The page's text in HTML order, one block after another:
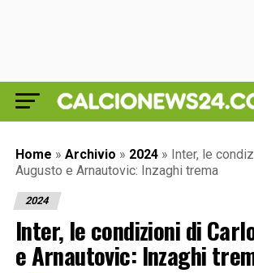
Home » Archivio » 2024 » Inter, le
Augusto e Arnautovic: Inzaghi trema
2024
Inter, le condizioni di
e Arnautovic: Inzaghi